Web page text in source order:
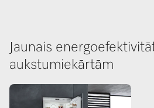
Jaunais
aukstumiekārtām